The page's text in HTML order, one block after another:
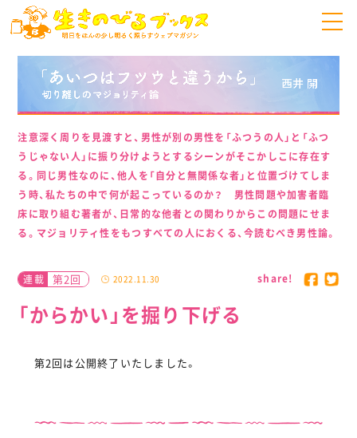
注意深く周りを見渡すと、男性が別の男性を「ふつうの人」と「ふつ
うじゃない人」に振り分けようとするシーンがそこかしこに存在す
る。同じ男性なのに、他人を「自分と無関係な者」と位置づけてしま
う時、私たちの中で何が起こっているのか？ 男性問題や加害者臨
床に取り組む著者が、日常的な他者との関わりからこの問題にせま
る。マジョリティ性をもつすべての人におくる、今読むべき男性論。
連載 第2回 2022.11.30
「からかい」を掘り下げる
share!
第2回は公開終了いたしました。